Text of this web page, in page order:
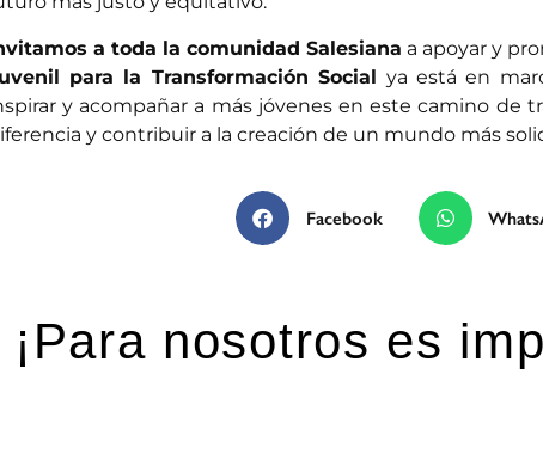
a toda la comunidad Salesiana a apoyar y
para la Transformación Social ya está en
y acompañar a más jóvenes en este camino de
y contribuir a la creación de un mundo más
Facebook
¡Para nosotros es